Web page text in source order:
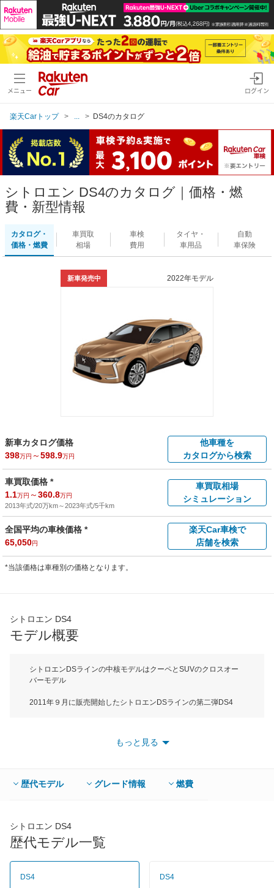
メニュー ログイン
楽天Carトップ DS4のカタログ
シトロエン DS4のカタログ｜価格・燃
費・新型情報
カタログ・
価格・燃費
車買取
相場
車検
費用
タイヤ・
車用品
自動
車保険
新車発売中 2022年モデル
新車カタログ価格
398万円 ～598.9万円
他車種を
カタログから検索
車買取価格 *
1.1万円 ～360.8万円
2013年式/20万km～2023年式/5千km
車買取相場
シミュレーション
全国平均の車検価格 *
65,050円
楽天Car車検で
店舗を検索
*当該価格は車種別の価格となります。
シトロエン DS4
モデル概要
シトロエンDSラインの中核モデルはクーペとSUVのクロスオー
バーモデル
2011年９月に販売開始したシトロエンDSラインの第二弾DS4
ースのC4に比べて全長は－55mm、全幅は＋20mm、全高＋
置したり、リアウィンドウははめ殺しで開閉しないなどハンパじ
ゃない。エンジンは1.6L直4DOHC直噴ターボの１種類でミッシ
は162馬力とミッションによって最高出力が異なる。JC08モード
燃費は6MT車が12.9km/L、6EGSが11.7km/L、6ATが11.3km/L。
グレードはMT車のスポーツシックとEGS/ATのシックの２タイ
ら。
もっと見る
歴代モデル グレード情報 燃費
シトロエン DS4
歴代モデル一覧
DS4 DS4